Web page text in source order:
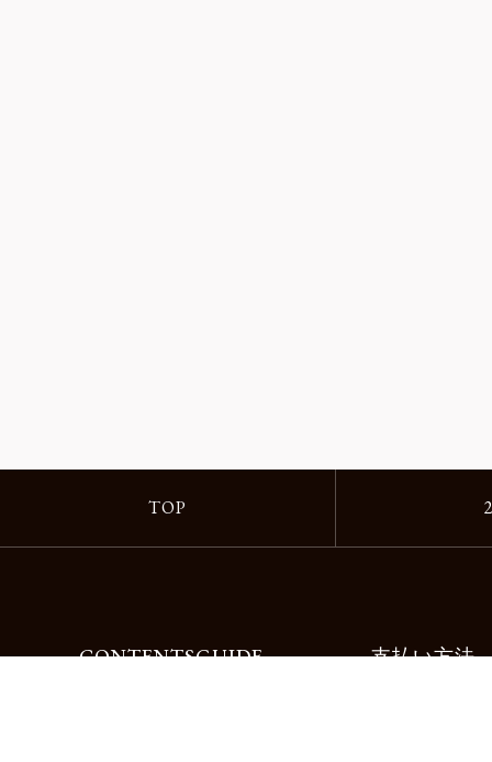
TOP
CONTENTSGUIDE 支払い方法